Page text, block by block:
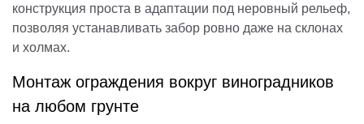
конструкция проста в адаптации под неровный рельеф,
позволяя устанавливать забор ровно даже на склонах
и холмах.
Монтаж ограждения вокруг виноградников
на любом грунте